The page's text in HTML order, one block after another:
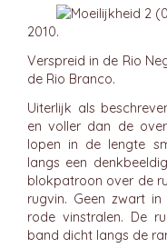
2010.
Verspreid in de Rio
de Rio Branco.
Uiterlijk als
en voller dan de
lopen in de lengte
langs een
blokpatroon over de
rugvin. Geen zwart
rode vinstralen. De
band dicht langs de